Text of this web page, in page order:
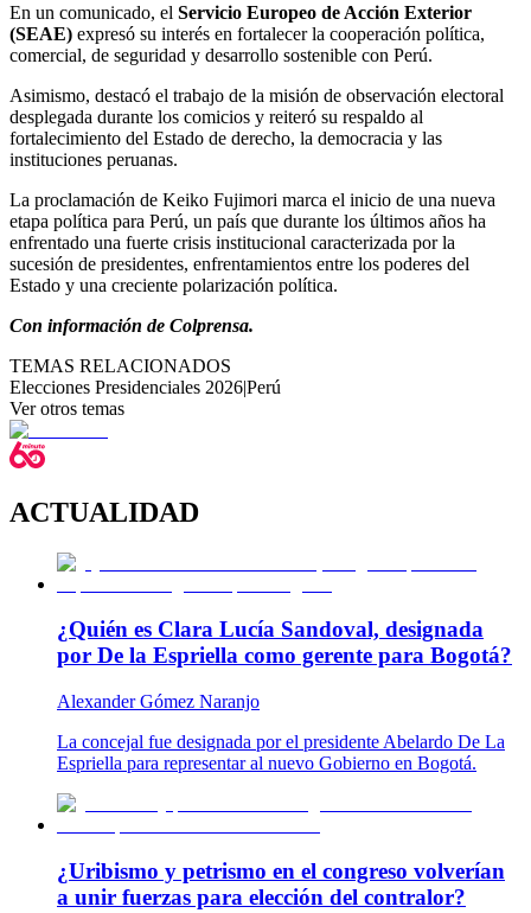
En un comunicado, el Servicio Europeo de Acción Exterior
(SEAE) expresó su interés en fortalecer la cooperación política,
comercial, de seguridad y desarrollo sostenible con Perú.
Asimismo, destacó el trabajo de la misión de observación electoral
desplegada durante los comicios y reiteró su respaldo al
fortalecimiento del Estado de derecho, la democracia y las
instituciones peruanas.
La proclamación de Keiko Fujimori marca el inicio de una nueva
etapa política para Perú, un país que durante los últimos años ha
enfrentado una fuerte crisis institucional caracterizada por la
sucesión de presidentes, enfrentamientos entre los poderes del
Estado y una creciente polarización política.
Con información de Colprensa.
TEMAS RELACIONADOS
Elecciones Presidenciales 2026|Perú
Ver otros temas
ACTUALIDAD
¿Quién es Clara Lucía Sandoval, designada
por De la Espriella como gerente para Bogotá?
Alexander Gómez Naranjo
La concejal fue designada por el presidente Abelardo De La
Espriella para representar al nuevo Gobierno en Bogotá.
¿Uribismo y petrismo en el congreso volverían
a unir fuerzas para elección del contralor?